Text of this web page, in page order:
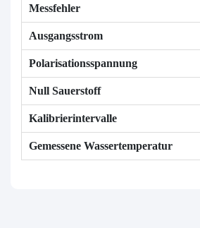
Messfehler
Ausgangsstrom
Polarisationsspannung
Null Sauerstoff
Kalibrierintervalle
Gemessene Wassertemperatur